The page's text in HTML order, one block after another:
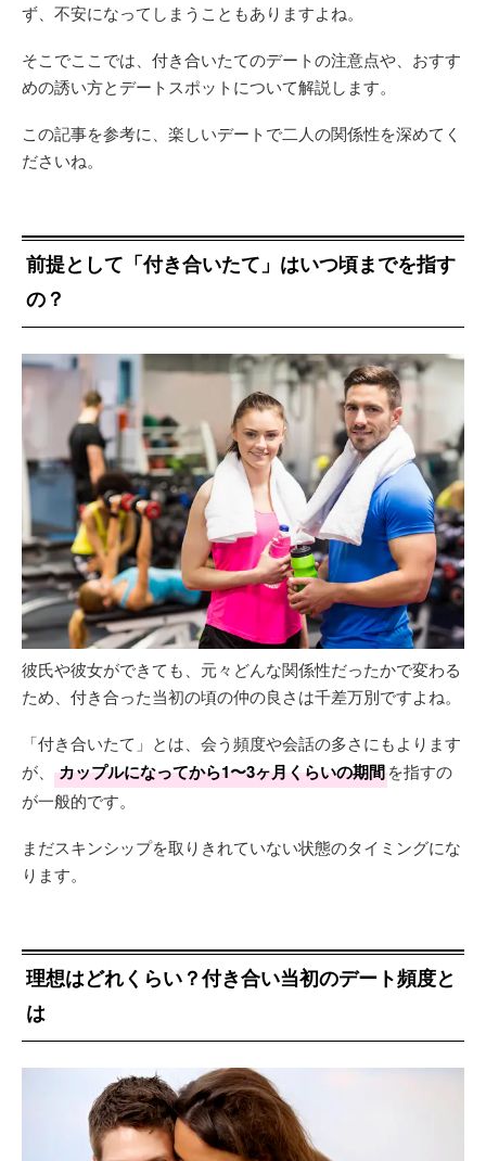
ず、不安になってしまうこともありますよね。
そこでここでは、付き合いたてのデートの注意点や、おすす
めの誘い方とデートスポットについて解説します。
この記事を参考に、楽しいデートで二人の関係性を深めてく
ださいね。
前提として「付き合いたて」はいつ頃までを指す
の？
彼氏や彼女ができても、元々どんな関係性だったかで変わる
ため、付き合った当初の頃の仲の良さは千差万別ですよね。
「付き合いたて」とは、会う頻度や会話の多さにもよります
が、
カップルになってから1〜3ヶ月くらいの期間を指すの
が一般的です。
まだスキンシップを取りきれていない状態のタイミングにな
ります。
理想はどれくらい？付き合い当初のデート頻度と
は